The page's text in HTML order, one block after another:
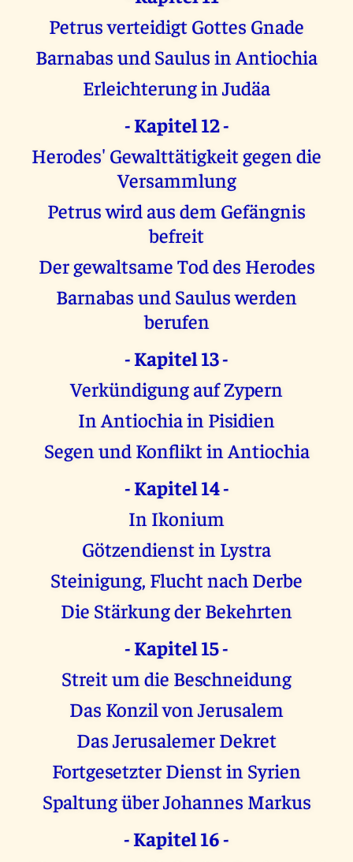
Petrus verteidigt Gottes Gnade
Barnabas und Saulus in Antiochia
Erleichterung in Judäa
- Kapitel 12 -
Herodes' Gewalttätigkeit gegen die
Versammlung
Petrus wird aus dem Gefängnis
befreit
Der gewaltsame Tod des Herodes
Barnabas und Saulus werden
berufen
- Kapitel 13 -
Verkündigung auf Zypern
In Antiochia in Pisidien
Segen und Konflikt in Antiochia
- Kapitel 14 -
In Ikonium
Götzendienst in Lystra
Steinigung, Flucht nach Derbe
Die Stärkung der Bekehrten
- Kapitel 15 -
Streit um die Beschneidung
Das Konzil von Jerusalem
Das Jerusalemer Dekret
Fortgesetzter Dienst in Syrien
Spaltung über Johannes Markus
- Kapitel 16 -